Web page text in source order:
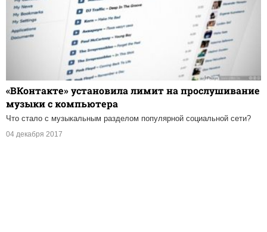
«ВКонтакте» установила лимит на прослушивание
музыки с компьютера
Что стало с музыкальным разделом популярной социальной сети?
04 декабря 2017